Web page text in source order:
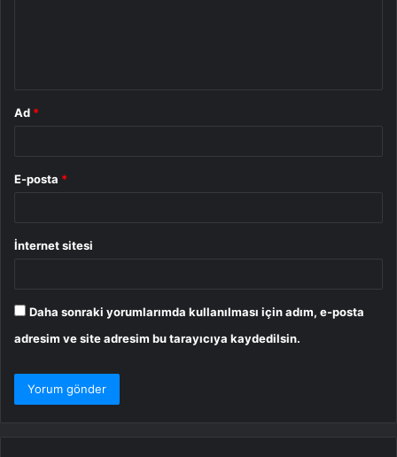
Ad *
E-posta *
İnternet sitesi
Daha sonraki yorumlarımda kullanılması için adım, e-posta
adresim ve site adresim bu tarayıcıya kaydedilsin.